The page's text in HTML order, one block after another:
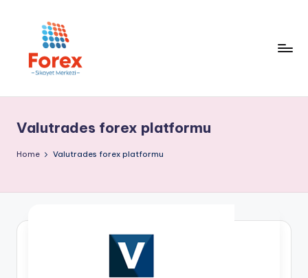
Valutrades forex platformu
Home Valutrades forex platformu